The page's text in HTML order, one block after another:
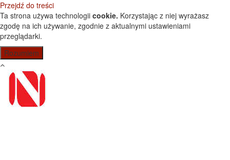
Przejdź do treści
Ta strona używa technologii cookie. Korzystając z niej wyrażasz
zgodę na ich używanie, zgodnie z aktualnymi ustawieniami
przeglądarki.